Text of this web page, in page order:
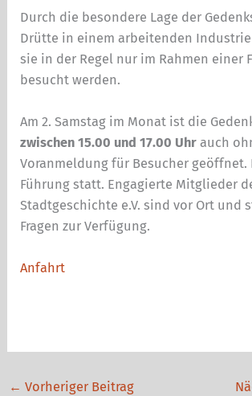
Durch die besondere Lage der
Drütte in einem arbeitenden
sie in der Regel nur im Rahmen einer
besucht werden.
Am 2. Samstag im Monat ist die
zwischen 15.00 und 17.00 Uhr auch
Voranmeldung für Besucher geöffnet.
Führung statt. Engagierte Mitglieder
Stadtgeschichte e.V. sind vor Ort und
Fragen zur Verfügung.
Anfahrt
← Vorheriger Beitrag